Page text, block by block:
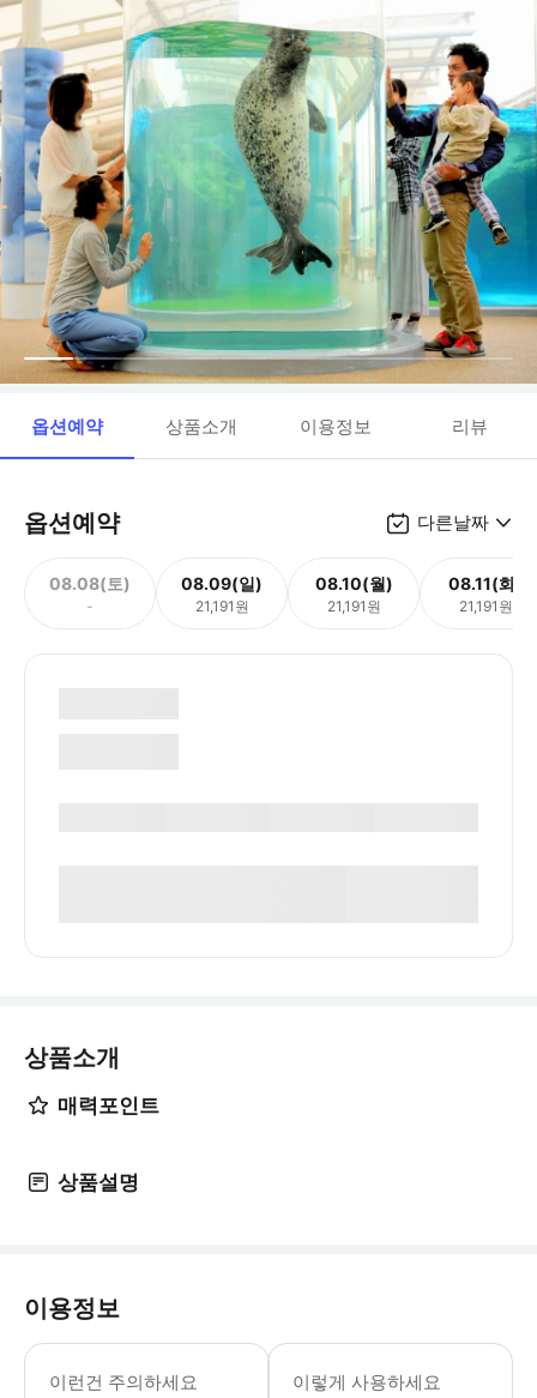
옵션예약 상품소개 이용정보 리뷰
옵션예약 다른날짜
08.08(토)
-
08.09(일)
21,191원
08.10(월)
21,191원
08.11(화)
21,191원
상품소개
매력포인트
상품설명
이용정보
이런건 주의하세요
그 외의 쿠폰, 우대권, 할인 등의 이용
이렇게 사용하세요